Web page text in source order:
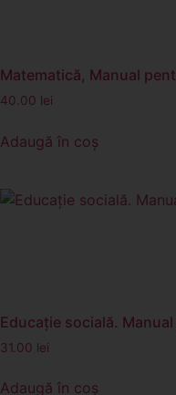
Matematică, Manual
40.00 lei
Adaugă în coș
Educație socială.
31.00 lei
Adaugă în coș